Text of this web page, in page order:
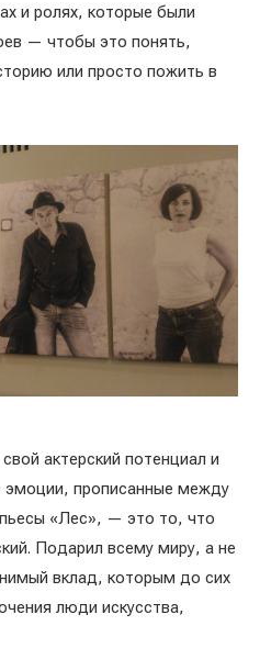
и ролях, которые были
— чтобы это понять,
или просто пожить в
актерский потенциал и
эмоции, прописанные между
«Лес», — это то, что
Подарил всему миру, а не
вклад, которым до сих
люди искусства,